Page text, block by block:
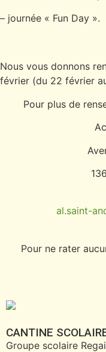
– journée « Fun Day ».
Nous vous donnons
février (du 22 février
Pour plus de
al.saint-
Pour ne rater
CANTINE
Groupe scolaire